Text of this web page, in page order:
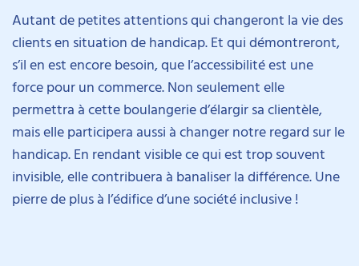
Autant de petites attentions qui changeront la vie des
clients en situation de handicap. Et qui démontreront,
s’il en est encore besoin, que l’accessibilité est une
force pour un commerce. Non seulement elle
permettra à cette boulangerie d’élargir sa clientèle,
mais elle participera aussi à changer notre regard sur le
handicap. En rendant visible ce qui est trop souvent
invisible, elle contribuera à banaliser la différence. Une
pierre de plus à l’édifice d’une société inclusive !